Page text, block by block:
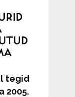
tegid
2005.